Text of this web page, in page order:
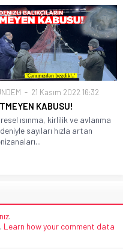
21 Kasım 2022 16:32
KABUSU!
ısınma, kirlilik ve avlanma
sayıları hızla artan
.
Learn how your comment data